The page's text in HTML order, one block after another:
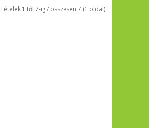
Tételek 1 től 7-ig / összesen 7 (1 oldal)